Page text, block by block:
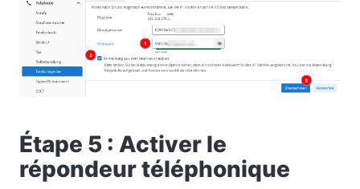
Étape 5 : Activer le
répondeur téléphonique